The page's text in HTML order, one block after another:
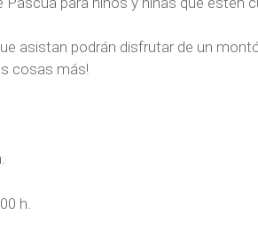
asistan podrán disfrutar de un
cosas más!
h.